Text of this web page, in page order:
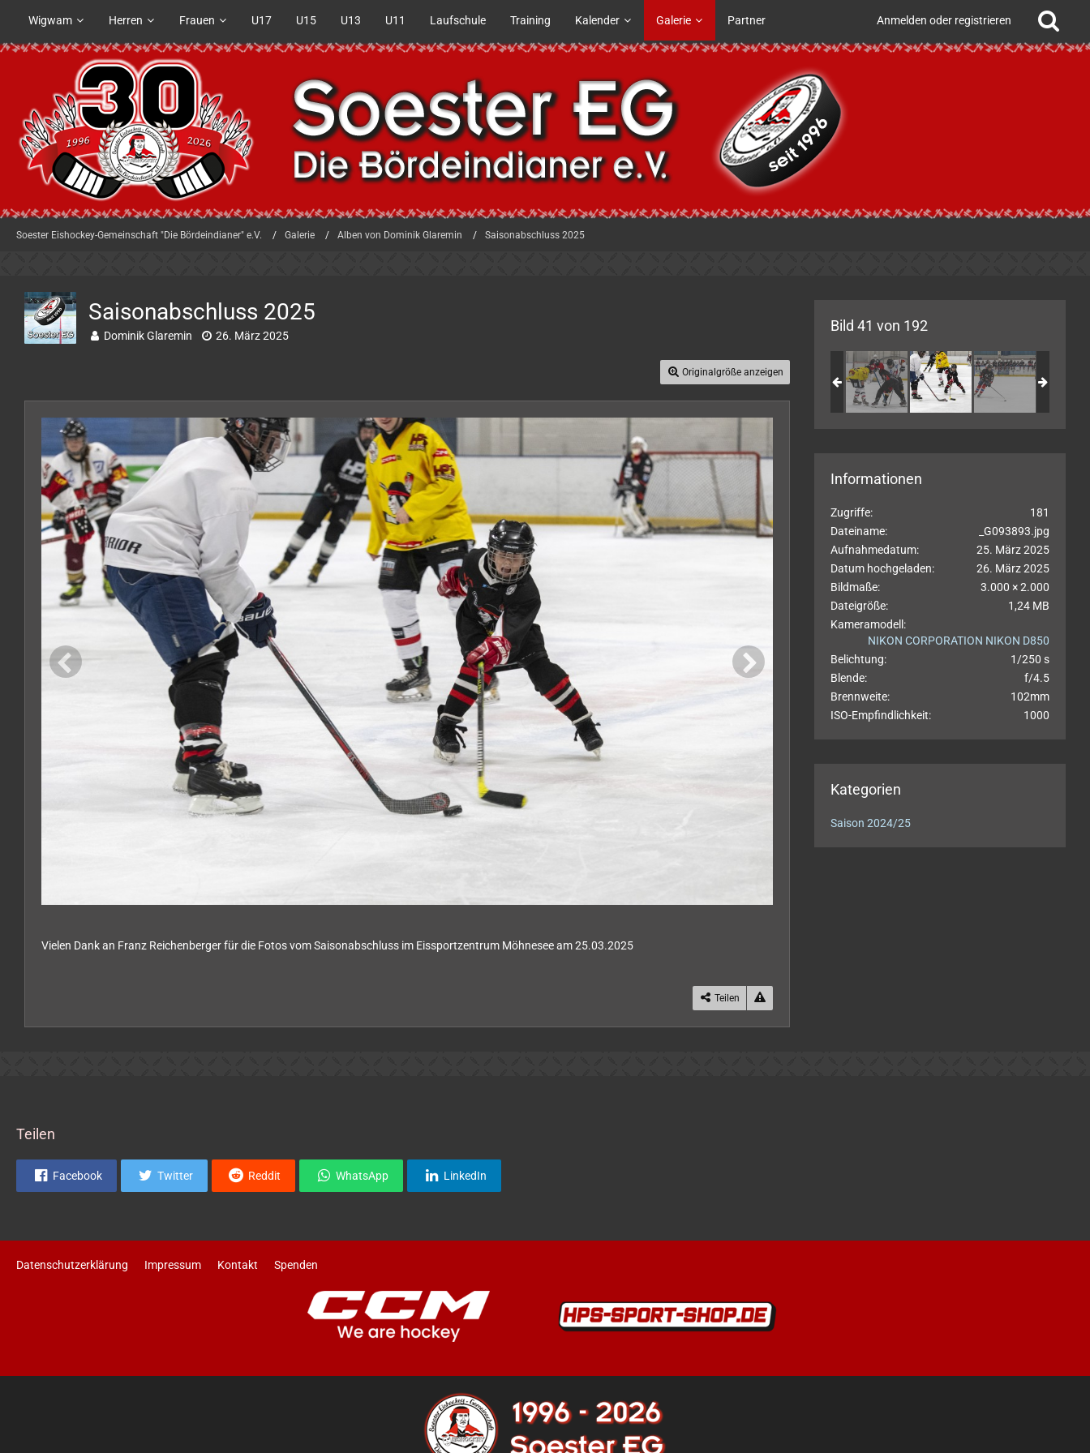
Wigwam Herren Frauen U17 U15 U13 U11 Laufschule Training Kalender Galerie Partner Anmelden oder registrieren
Soester Eishockey-Gemeinschaft "Die Bördeindianer" e.V. Galerie Alben von Dominik Glaremin Saisonabschluss 2025
Saisonabschluss 2025
Dominik Glaremin 26. März 2025
Originalgröße anzeigen
Vielen Dank an Franz Reichenberger für die Fotos vom Saisonabschluss im Eissportzentrum Möhnesee am 25.03.2025
Teilen
Bild 41 von 192
Informationen
Zugriffe
181
Dateiname
_G093893.jpg
Aufnahmedatum
25. März 2025
Datum hochgeladen
26. März 2025
Bildmaße
3.000 × 2.000
Dateigröße
1,24 MB
Kameramodell
NIKON CORPORATION NIKON D850
Belichtung
1/250 s
Blende
f/4.5
Brennweite
102mm
ISO-Empfindlichkeit
1000
Kategorien
Saison 2024/25
Teilen
Facebook Twitter Reddit WhatsApp LinkedIn
Datenschutzerklärung Impressum Kontakt Spenden